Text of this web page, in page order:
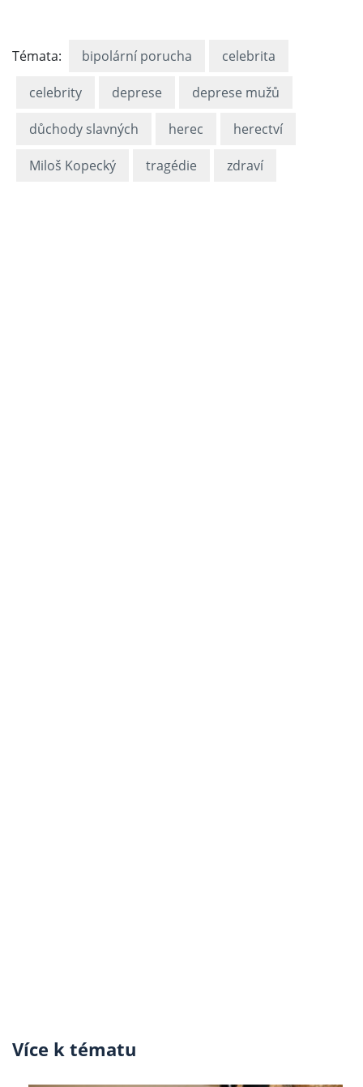
Témata: bipolární porucha celebrita
celebrity deprese deprese mužů
důchody slavných herec herectví
Miloš Kopecký tragédie zdraví
Více k tématu